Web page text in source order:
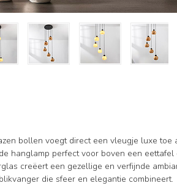
bollen voegt direct een vleugje luxe toe
hanglamp perfect voor boven een
creëert een gezellige en verfijnde
die sfeer en elegantie combineert.